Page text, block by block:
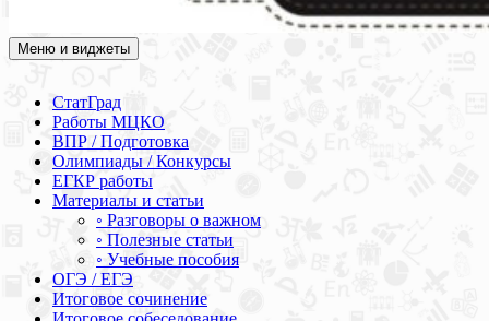
Академия СОВА
Подготовка к ЕГЭ, ОГЭ, ВПР, МЦКО, СтатГрад, КДР, ВОШ,
Меню и виджеты
СтатГрад
Работы МЦКО
ВПР / Подготовка
Олимпиады / Конкурсы
ЕГКР работы
Материалы и статьи
◦ Разговоры о важном
◦ Полезные статьи
◦ Учебные пособия
ОГЭ / ЕГЭ
Итоговое сочинение